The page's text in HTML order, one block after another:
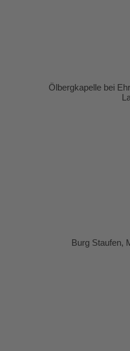
Ölbergkapelle bei
Burg Staufen,